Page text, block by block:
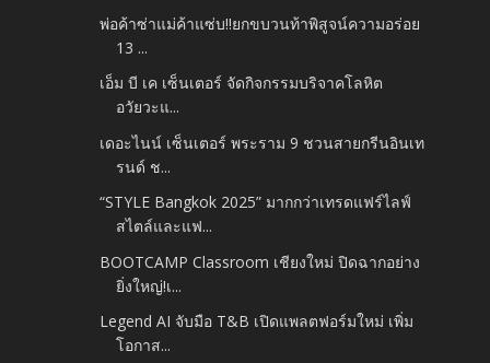
พ่อค้าซ่าแม่ค้าแซ่บ!!ยกขบวนท้าพิสูจน์ความอร่อย
13 ...
เอ็ม บี เค เซ็นเตอร์ จัดกิจกรรมบริจาคโลหิต
อวัยวะแ...
เดอะไนน์ เซ็นเตอร์ พระราม 9 ชวนสายกรีนอินเท
รนด์ ช...
“STYLE Bangkok 2025” มากกว่าเทรดแฟร์ไลฟ์
สไตล์และแฟ...
BOOTCAMP Classroom เชียงใหม่ ปิดฉากอย่าง
ยิ่งใหญ่!เ...
Legend AI จับมือ T&B เปิดแพลตฟอร์มใหม่ เพิ่ม
โอกาส...